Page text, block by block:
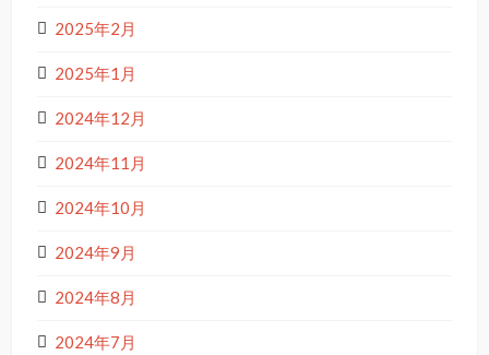
2025年2月
2025年1月
2024年12月
2024年11月
2024年10月
2024年9月
2024年8月
2024年7月